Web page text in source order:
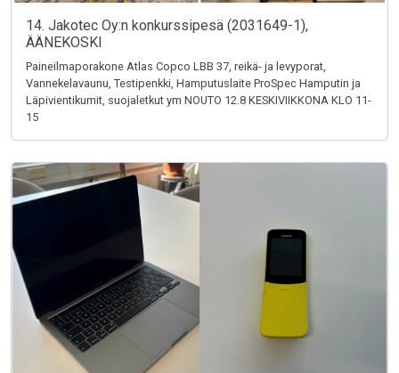
14. Jakotec Oy:n konkurssipesä (2031649-1),
ÄÄNEKOSKI
Paineilmaporakone Atlas Copco LBB 37, reikä- ja levyporat,
Vannekelavaunu, Testipenkki, Hamputuslaite ProSpec Hamputin ja
Läpivientikumit, suojaletkut ym NOUTO 12.8 KESKIVIIKKONA KLO 11-
15